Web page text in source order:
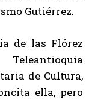
Gutiérrez.
de las Flórez
de Cultura,
ella, pero